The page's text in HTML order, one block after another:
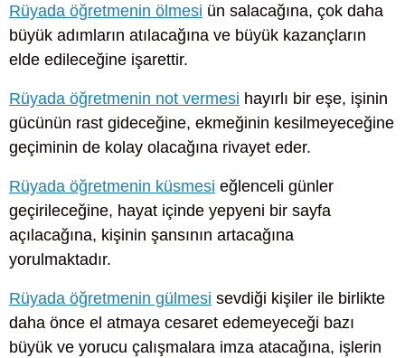
Rüyada öğretmenin ölmesi ün salacağına, çok daha
büyük adımların atılacağına ve büyük kazançların
elde edileceğine işarettir.
Rüyada öğretmenin not vermesi hayırlı bir eşe, işinin
gücünün rast gideceğine, ekmeğinin kesilmeyeceğine
geçiminin de kolay olacağına rivayet eder.
Rüyada öğretmenin küsmesi eğlenceli günler
geçirileceğine, hayat içinde yepyeni bir sayfa
açılacağına, kişinin şansının artacağına
yorulmaktadır.
Rüyada öğretmenin gülmesi sevdiği kişiler ile birlikte
daha önce el atmaya cesaret edemeyeceği bazı
büyük ve yorucu çalışmalara imza atacağına, işlerin